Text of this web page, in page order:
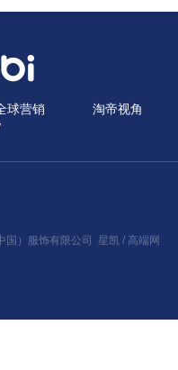
球营销
淘帝视角
）服饰有限公司 星凯 / 高端网